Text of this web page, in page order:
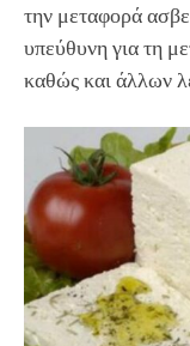
την μεταφορά
υπεύθυνη για τη
καθώς και άλλων